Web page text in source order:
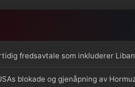
fredsavtale som inkluderer
blokade og gjenåpning av